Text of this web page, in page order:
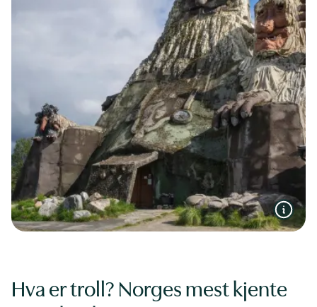
Hva er troll? Norges mest kjente